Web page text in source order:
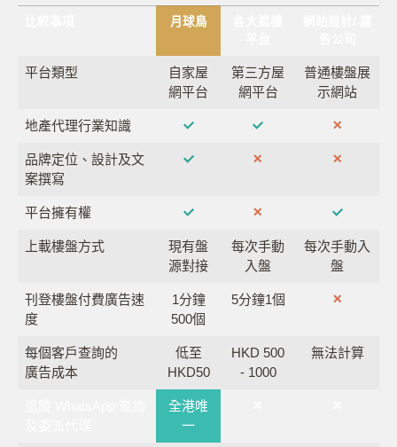
月球鳥
平台類型
自家屋
網平台
第三方屋
網平台
普通樓盤展
示網站
地產代理行業知識
品牌定位、設計及文
案撰寫
平台擁有權
上載樓盤方式
現有盤
源對接
每次手動
入盤
每次手動入
盤
刊登樓盤付費廣告速
度
1分鐘
500個
5分鐘1個
每個客戶查詢的
廣告成本
低至
HKD50
HKD 500
- 1000
無法計算
全港唯
一